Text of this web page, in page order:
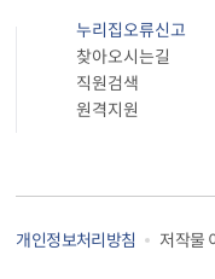
누리집오류신고
찾아오시는길
직원검색
원격지원
개인정보처리방침 저작물